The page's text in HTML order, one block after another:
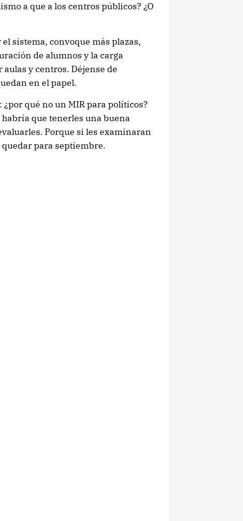
a que a los centros públicos? ¿O
sistema, convoque más plazas,
de alumnos y la carga
y centros. Déjense de
en el papel.
qué no un MIR para políticos?
que tenerles una buena
Porque si les examinaran
para septiembre.